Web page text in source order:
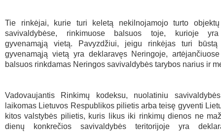
Tie rinkėjai, kurie turi keletą nekilnojamojo turto objektų
savivaldybėse, rinkimuose balsuos toje, kurioje yra
gyvenamąją vietą. Pavyzdžiui, jeigu rinkėjas turi
gyvenamąją vietą yra deklaravęs Neringoje,
balsuos rinkdamas Neringos savivaldybės tarybos narius ir
Vadovaujantis Rinkimų kodeksu, nuolatiniu
laikomas Lietuvos Respublikos pilietis arba teisę gyventi
kitos valstybės pilietis, kuris likus iki rinkimų dienos ne
dienų konkrečios savivaldybės teritorijoje yra